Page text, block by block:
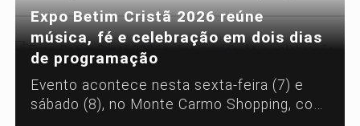
Expo Betim Cristã 2026 reúne
música, fé e celebração em dois dias
de programação
Evento acontece nesta sexta-feira (7) e
sábado (8), no Monte Carmo Shopping, com